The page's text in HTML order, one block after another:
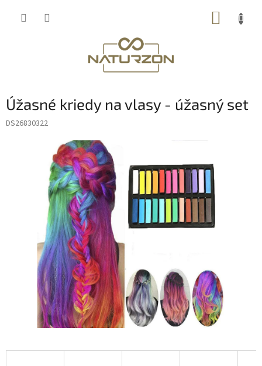
Úžasné kriedy na vlasy - úžasný set
DS26830322